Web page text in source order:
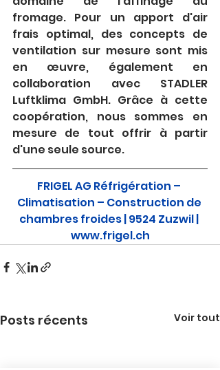
fromage. Pour un apport d'air
frais optimal, des concepts de
ventilation sur mesure sont mis
en œuvre, également en
collaboration avec STADLER
Luftklima GmbH. Grâce à cette
coopération, nous sommes en
mesure de tout offrir à partir
d'une seule source.
FRIGEL AG Réfrigération –
Climatisation – Construction de
chambres froides | 9524 Zuzwil|
www.frigel.ch
Posts récents Voir tout